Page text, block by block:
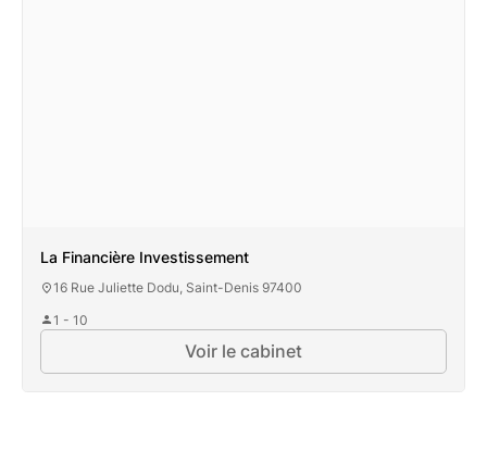
La Financière Investissement
16 Rue Juliette Dodu, Saint-Denis 97400
1 - 10
Voir le cabinet